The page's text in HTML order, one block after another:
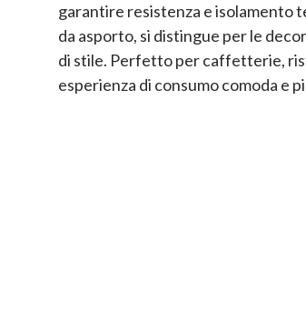
garantire resistenza e isolamento
da asporto, si distingue per le
di stile. Perfetto per caffetterie,
esperienza di consumo comoda e